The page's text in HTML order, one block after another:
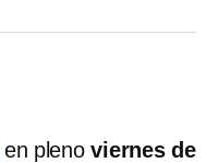
en plenoviernes de